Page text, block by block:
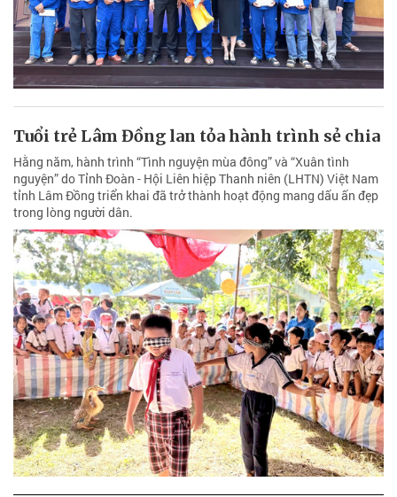
Tuổi trẻ Lâm Đồng lan tỏa hành trình sẻ chia
Hằng năm, hành trình “Tình nguyện mùa đông” và “Xuân tình
nguyện” do Tỉnh Đoàn - Hội Liên hiệp Thanh niên (LHTN) Việt Nam
tỉnh Lâm Đồng triển khai đã trở thành hoạt động mang dấu ấn đẹp
trong lòng người dân.